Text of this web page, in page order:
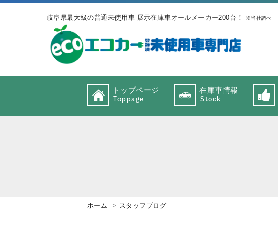
岐阜県最大級の普通未使用車 展示在庫車オールメーカー200台！ ※当社調べ
トップページ
Toppage
在庫車情報
Stock
ホーム スタッフブログ